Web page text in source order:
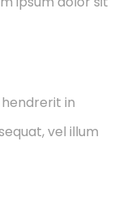
in
vel illum